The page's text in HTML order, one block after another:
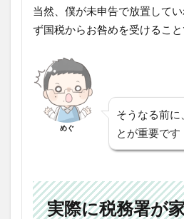
当然、僕が未申告で放置して
ず国税からお咎めを受けること
めぐ
そうなる前に
とが重要です
実際に税務署が